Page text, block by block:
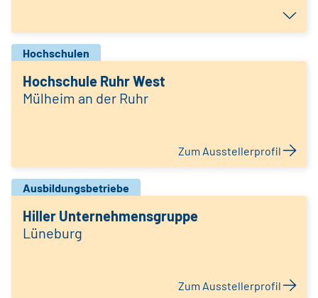
Hochschulen
Hochschule Ruhr West
Mülheim an der Ruhr
Zum Ausstellerprofil
Ausbildungsbetriebe
Hiller Unternehmensgruppe
Lüneburg
Zum Ausstellerprofil